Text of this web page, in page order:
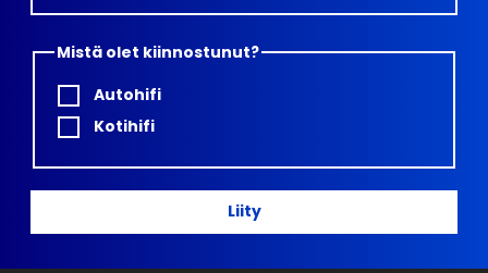
Mistä olet kiinnostunut?
Autohifi
Kotihifi
Liity